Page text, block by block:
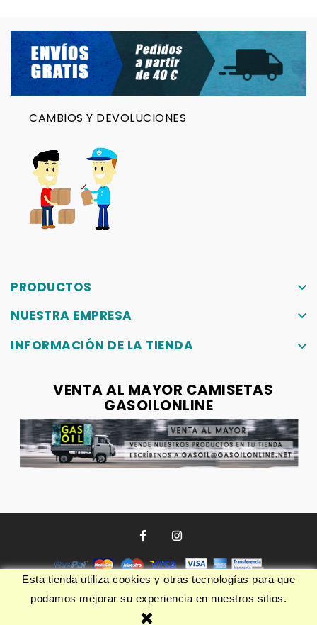
Esta tienda utiliza cookies y otras tecnologías para que
podamos mejorar su experiencia en nuestros sitios.
CAMBIOS Y DEVOLUCIONES
PRODUCTOS
keyboard_arrow_down
NUESTRA EMPRESA
keyboard_arrow_down
INFORMACIÓN DE LA TIENDA
keyboard_arrow_down
VENTA AL MAYOR CAMISETAS
GASOILONLINE